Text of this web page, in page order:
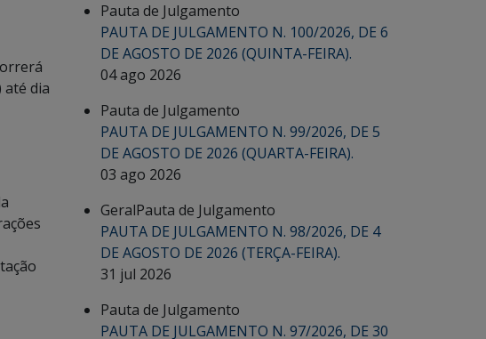
até dia
Pauta de Julgamento
PAUTA DE JULGAMENTO N. 100/2026, DE 6
DE AGOSTO DE 2026 (QUINTA-FEIRA).
04 ago 2026
Pauta de Julgamento
PAUTA DE JULGAMENTO N. 99/2026, DE 5
DE AGOSTO DE 2026 (QUARTA-FEIRA).
03 ago 2026
GeralPauta de Julgamento
PAUTA DE JULGAMENTO N. 98/2026, DE 4
DE AGOSTO DE 2026 (TERÇA-FEIRA).
31 jul 2026
Pauta de Julgamento
PAUTA DE JULGAMENTO N. 97/2026, DE 30